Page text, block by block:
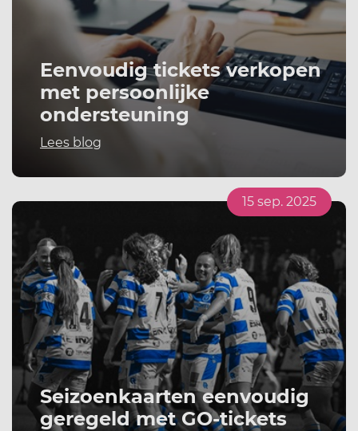
Eenvoudig tickets verkopen
met persoonlijke
ondersteuning
Lees blog
Seizoenkaarten eenvoudig
geregeld met GO-tickets
15 sep. 2025